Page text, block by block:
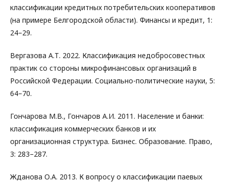
классификации кредитных потребительских кооперативов
(на примере Белгородской области). Финансы и кредит, 1:
24–29.
Вергазова А.Т. 2022. Классификация недобросовестных
практик со стороны микрофинансовых организаций в
Российской Федерации. Социально-политические науки, 5:
64–70.
Гончарова М.В., Гончаров А.И. 2011. Население и банки:
классификация коммерческих банков и их
организационная структура. Бизнес. Образование. Право,
3: 283–287.
Жданова О.А. 2013. К вопросу о классификации паевых